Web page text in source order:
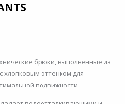
брюки, выполненные из
хлопковым оттенком для
подвижности.